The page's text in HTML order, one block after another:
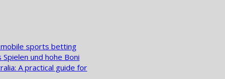
mobile sports betting
und hohe Boni
A practical guide for